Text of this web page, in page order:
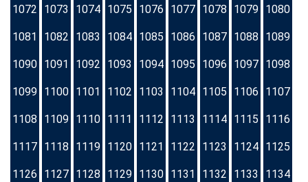
1072 1073 1074 1075 1076 1077 1078 1079 1080
1081 1082 1083 1084 1085 1086 1087 1088 1089
1090 1091 1092 1093 1094 1095 1096 1097 1098
1099 1100 1101 1102 1103 1104 1105 1106 1107
1108 1109 1110 1111 1112 1113 1114 1115 1116
1117 1118 1119 1120 1121 1122 1123 1124 1125
1126 1127 1128 1129 1130 1131 1132 1133 1134